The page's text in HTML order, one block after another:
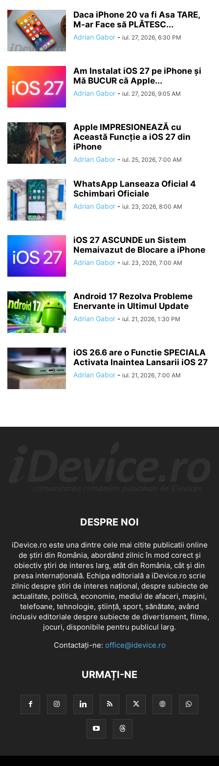
Daca iPhone 20 va fi Asa TARE,
M-ar Face să PLĂTESC...
Adrian Gabor - iul. 27, 2026, 6:30 PM
Am Instalat iOS 27 pe iPhone și
Mă BUCUR că Apple...
Adrian Gabor - iul. 27, 2026, 9:05 AM
Apple IMPRESIONEAZĂ cu
Această Funcție a iOS 27 din
iPhone
Adrian Gabor - iul. 25, 2026, 7:00 AM
WhatsApp Lanseaza Oficial 4
Schimbari Oficiale
Adrian Gabor - iul. 23, 2026, 8:00 AM
iOS 27 ASCUNDE un Sistem
Nemaivazut de Blocare a iPhone
Adrian Gabor - iul. 23, 2026, 7:00 AM
Android 17 Rezolva Probleme
Enervante in Ultimul Update
Adrian Gabor - iul. 21, 2026, 1:30 PM
iOS 26.6 are o Functie SPECIALA
Activata Inaintea Lansarii iOS 27
Adrian Gabor - iul. 21, 2026, 7:00 AM
DESPRE NOI
iDevice.ro este una dintre cele mai citite publicatii online
de știri din România, abordând zilnic în mod corect și
obiectiv știri de interes larg, atât din România, cât și din
presa internațională. Echipa editorială a iDevice.ro scrie
zilnic despre știri de interes național, despre subiecte de
actualitate, politică, economie, mediul de afaceri, mașini,
telefoane, tehnologie, știință, sport, sănătate, având
inclusiv editoriale despre subiecte de divertisment, filme,
jocuri, disponibile pentru publicul larg.
Contactați-ne: office@idevice.ro
URMAȚI-NE